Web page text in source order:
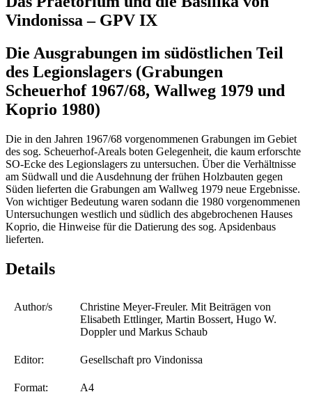
Vindonissa – GPV IX
Die Ausgrabungen im südöstlichen Teil
des Legionslagers (Grabungen
Scheuerhof 1967/68, Wallweg 1979 und
Koprio 1980)
Die in den Jahren 1967/68 vorgenommenen Grabungen im Gebiet
des sog. Scheuerhof-Areals boten Gelegenheit, die kaum erforschte
SO-Ecke des Legionslagers zu untersuchen. Über die Verhältnisse
am Südwall und die Ausdehnung der frühen Holzbauten gegen
Süden lieferten die Grabungen am Wallweg 1979 neue Ergebnisse.
Von wichtiger Bedeutung waren sodann die 1980 vorgenommenen
Untersuchungen westlich und südlich des abgebrochenen Hauses
Koprio, die Hinweise für die Datierung des sog. Apsidenbaus
lieferten.
Details
Author/s
Christine Meyer-Freuler. Mit Beiträgen von
Elisabeth Ettlinger, Martin Bossert, Hugo W.
Doppler und Markus Schaub
Editor: Gesellschaft pro Vindonissa
Format: A4